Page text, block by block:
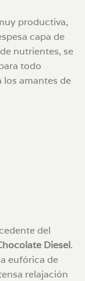
productiva,
capa de
nutrientes, se
todo
los amantes de
del
Diesel.
eufórica de
relajación